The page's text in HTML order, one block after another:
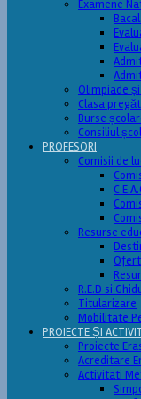
Examene
Olimpiade
Clasa
Burse
Consiliul
PROFESORI
Comisii de
Resurse
R.E.D si
Titularizare
Mobilitate
PROIECTE ȘI
Proiecte
Acreditare
Activitati